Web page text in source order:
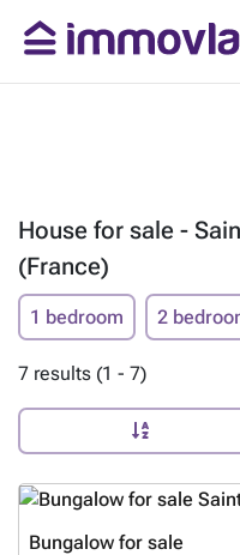
House for sale -
(France)
1 bedroom 2
7 results (1 - 7)
Bungalow for sale